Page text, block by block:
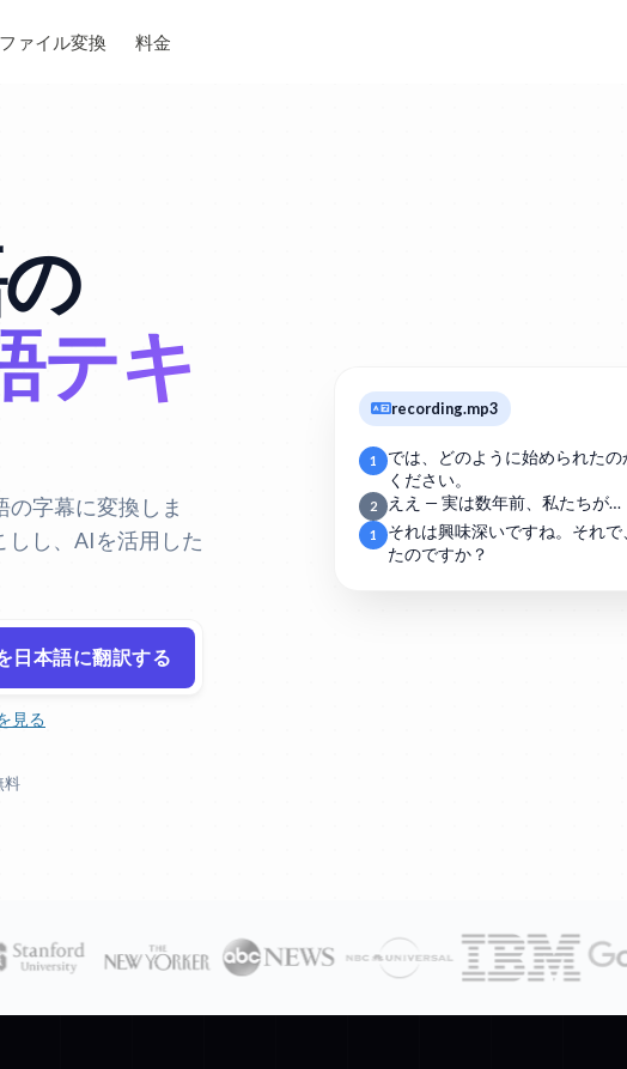
ファイル変換 料金
テキ
字幕に変換しま
しし、AIを活用した
日本語に翻訳する
見る
料
recording.mp3
1
では、どのように始められた
ください。
2 ええ — 実は数年前、私たちが…
1
それは興味深いですね。それ
たのですか？